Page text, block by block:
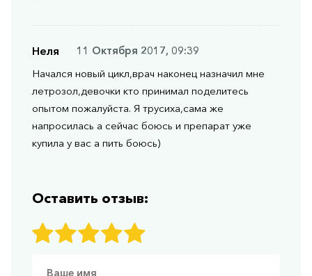
Неля
11 Октября 2017, 09:39
Начался новый цикл,врач наконец назначил мне
летрозол,девочки кто принимал поделитесь
опытом пожалуйста. Я трусиха,сама же
напросилась а сейчас боюсь и препарат уже
купила у вас а пить боюсь)
Оставить отзыв: